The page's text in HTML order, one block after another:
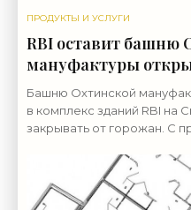
ПРОДУКТЫ И УСЛУГИ
RBI оставит башню
мануфактуры
«Свежие новости
Башню Охтинской
в комплекс зданий RBI на
закрывать от горожан. С